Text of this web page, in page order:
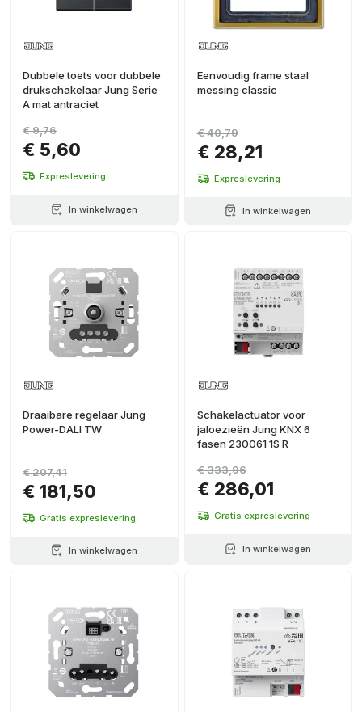
Dubbele toets voor dubbele
drukschakelaar Jung Serie
A mat antraciet
€ 5,60
€ 9,76
Expreslevering
In winkelwagen
Eenvoudig frame staal
messing classic
€ 28,21
€ 40,79
Expreslevering
In winkelwagen
Draaibare regelaar Jung
Power-DALI TW
€ 181,50
€ 207,41
Gratis expreslevering
In winkelwagen
Schakelactuator voor
jaloezieën Jung KNX 6
fasen 230061 1S R
€ 286,01
€ 333,96
Gratis expreslevering
In winkelwagen